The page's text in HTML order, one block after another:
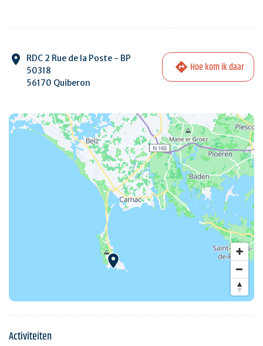
RDC 2 Rue de la Poste - BP
50318
56170 Quiberon
Hoe kom ik daar
Activiteiten